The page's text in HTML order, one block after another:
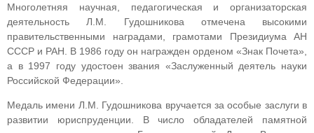
Многолетняя научная, педагогическая и организаторская
деятельность Л.М. Гудошникова отмечена высокими
правительственными наградами, грамотами Президиума АН
СССР и РАН. В 1986 году он награжден орденом «Знак Почета»,
а в 1997 году удостоен звания «Заслуженный деятель науки
Российской Федерации».
Медаль имени Л.М. Гудошникова вручается за особые заслуги в
развитии юриспруденции. В число обладателей памятной